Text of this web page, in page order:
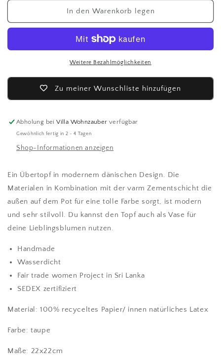
Lübech
XL
Übertopf
für
Lübech
cylinder
XL
Pot
Übertopf
In den Warenkorb legen
Weitere Bezahlmöglichkeiten
Zu meiner Wunschliste hinzufügen
Abholung beiVilla Wohnzauber verfügbar
Gewöhnlich fertig in 2 - 4 Tagen
Shop-Informationen anzeigen
Ein Übertopf in modernem dänischen Design. Die
Materialen in Kombination mit der varm Zementschicht die
außen auf dem Pot für eine tolle Farbe sorgt, ist modern
und sehr stilvoll. Du kannst den Topf auch als Vase für
deine Lieblingsblumen nutzen.
Handmade
Wasserdicht
Fair trade women Project in Sri Lanka
SEDEX zertifiziert
Material: 100% recyceltes Papier/ innen natürliches Latex
Farbe: taupe
Maße: 22x22cm